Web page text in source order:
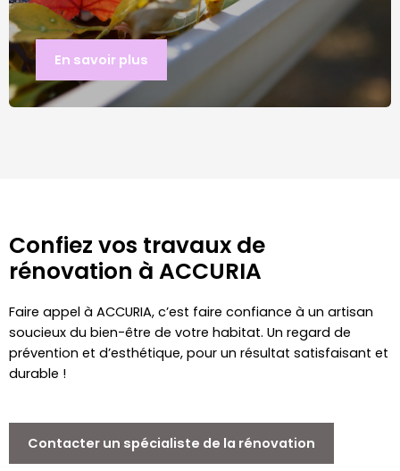
En savoir plus​
Confiez vos travaux de
rénovation à ACCURIA
Faire appel à ACCURIA, c’est faire confiance à un artisan
soucieux du bien-être de votre habitat. Un regard de
prévention et d’esthétique, pour un résultat satisfaisant et
durable !
Contacter un spécialiste de la rénovation